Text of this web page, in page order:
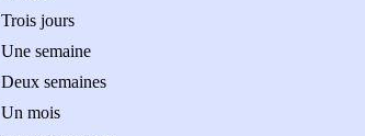
Trois jours
Une semaine
Deux semaines
Un mois